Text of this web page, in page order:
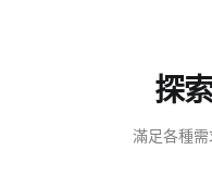
探
滿足各種